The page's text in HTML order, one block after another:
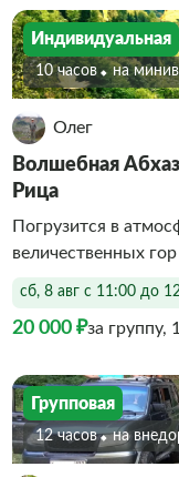
Индивидуальная
10 часов На
Олег
Волшебная
Рица
Погрузится в
величественных
сб, 8 авг с 11:00 до
20 000 ₽за группу,
Групповая
12 часов На